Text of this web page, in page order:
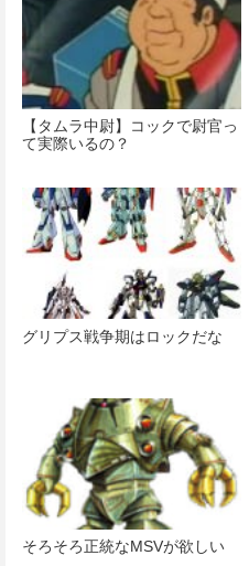
【タムラ中尉】コックで尉官っ
て実際いるの？
グリプス戦争期はロックだな
そろそろ正統なMSVが欲しい